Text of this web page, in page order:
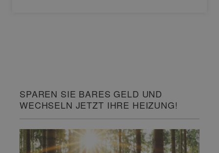
SPAREN SIE BARES GELD UND
WECHSELN JETZT IHRE HEIZUNG!